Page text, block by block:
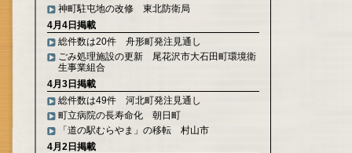
神町駐屯地の改修 東北防衛局
4月4日掲載
総件数は20件 舟形町発注見通し
ごみ処理施設の更新 尾花沢市大石田町環境衛
生事業組合
4月3日掲載
総件数は49件 河北町発注見通し
町立病院の長寿命化 朝日町
「道の駅むらやま」の移転 村山市
4月2日掲載